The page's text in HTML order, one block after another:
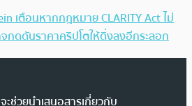
เตือนหากกฎหมาย CLARITY Act ไม่
กดดันราคาคริปโตให้ดิ่งลงอีกระลอก
ช่วยนำเสนอสารเกี่ยวกับ